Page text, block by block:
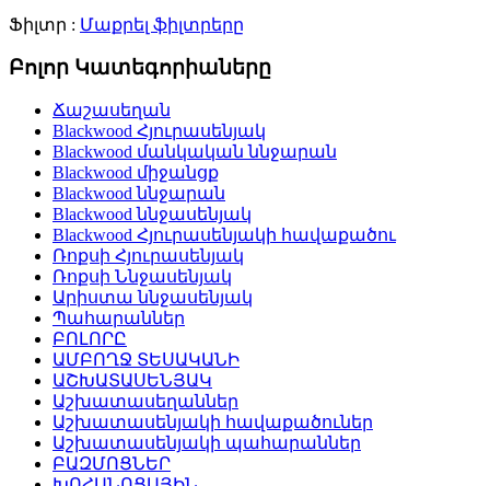
Ֆիլտր : Մաքրել ֆիլտրերը
Բոլոր Կատեգորիաները
Ճաշասեղան
Blackwood Հյուրասենյակ
Blackwood մանկական ննջարան
Blackwood միջանցք
Blackwood ննջարան
Blackwood ննջասենյակ
Blackwood Հյուրասենյակի հավաքածու
Ռոքսի Հյուրասենյակ
Ռոքսի Ննջասենյակ
Արիստա ննջասենյակ
Պահարաններ
ԲՈԼՈՐԸ
ԱՄԲՈՂՋ ՏԵՍԱԿԱՆԻ
ԱՇԽԱՏԱՍԵՆՅԱԿ
Աշխատասեղաններ
Աշխատասենյակի հավաքածուներ
Աշխատասենյակի պահարաններ
ԲԱԶՄՈՑՆԵՐ